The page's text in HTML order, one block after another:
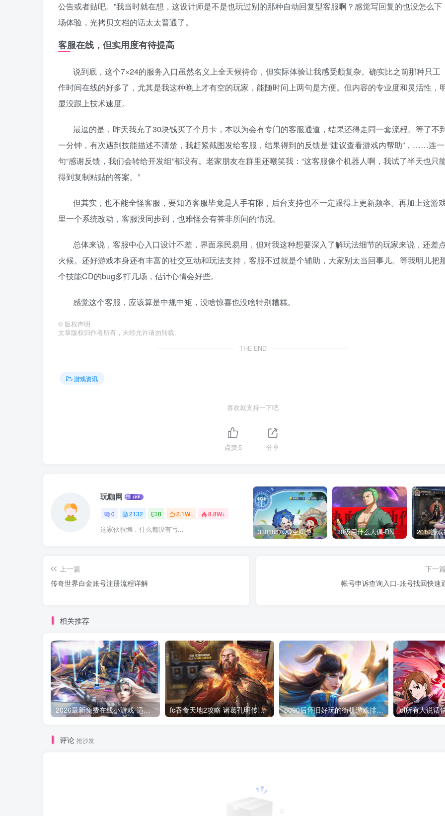
公告或者贴吧。”我当时就在想，这设计师是不是也玩过别的那种自动回复型客服啊？感觉写回复的也没怎么下
场体验，光拷贝文档的话太太普通了。
客服在线，但实用度有待提高
说到底，这个7×24的服务入口虽然名义上全天候待命，但实际体验让我感受颇复杂。确实比之前那种只工
作时间在线的好多了，尤其是我这种晚上才有空的玩家，能随时问上两句是方便。但内容的专业度和灵活性，
显没跟上技术速度。
最逗的是，昨天我充了30块钱买了个月卡，本以为会有专门的客服通道，结果还得走同一套流程。等了不
一分钟，有次遇到技能描述不清楚，我赶紧截图发给客服，结果得到的反馈是“建议查看游戏内帮助”，……连一
句“感谢反馈，我们会转给开发组”都没有。老家朋友在群里还嘲笑我：“这客服像个机器人啊，我试了半天也只
得到复制粘贴的答案。”
但其实，也不能全怪客服，要知道客服毕竟是人手有限，后台支持也不一定跟得上更新频率。再加上这游
里一个系统改动，客服没同步到，也难怪会有答非所问的情况。
总体来说，客服中心入口设计不差，界面亲民易用，但对我这种想要深入了解玩法细节的玩家来说，还差
火候。还好游戏本身还有丰富的社交互动和玩法支持，客服不过就是个辅助，大家别太当回事儿。等我明儿把
个技能CD的bug多打几场，估计心情会好些。
感觉这个客服，应该算是中规中矩，没啥惊喜也没啥特别糟糕。
© 版权声明
文章版权归作者所有，未经允许请勿转载。
THE END
游戏资讯
喜欢就支持一下吧
点赞5 分享
玩咖网
0 2132 0 2.1W+ 8.8W+
这家伙很懒，什么都没有写... 3101887QQ空间游戏专区-海量小游戏免费玩 30级用什么人偶-DNF新手升级人偶选择指南
上一篇
传奇世界白金账号注册流程详解
下一篇
帐号申诉查询入口-账号找回快速
相关推荐
2026最新免费在线小游戏-适合摸鱼解压的休闲神作盘点 fc吞食天地2攻略 诸葛孔明传隐藏物品及完美通关 8090后怀旧好玩的街机游戏排行榜 重温童年回忆的经典街机合集
评论 抢沙发